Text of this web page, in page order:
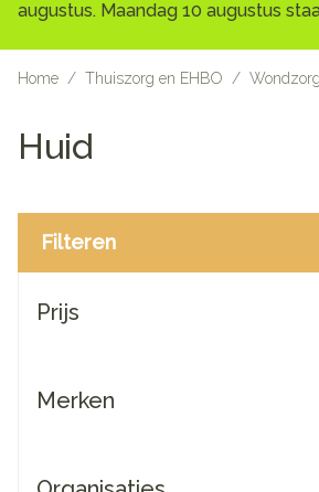
augustus. Maandag 10 augustus
Home / Thuiszorg en EHBO / Wondzorg
Huid
Filteren
Prijs
Merken